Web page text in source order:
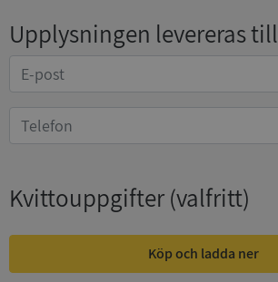
Upplysningen levereras till
Kvittouppgifter(valfritt)
Köp och ladda ner